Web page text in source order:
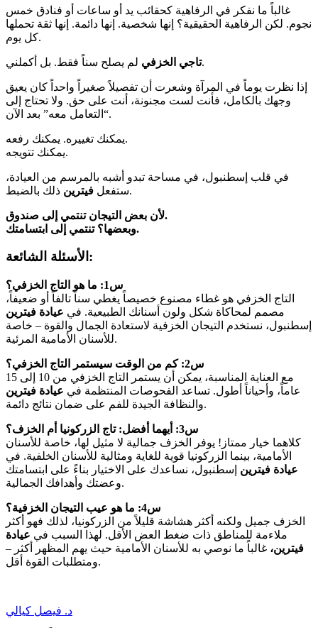
غالباً ما نفكر في الرفاهية كحقائب يد أو ساعات أو فنادق خمس
نجوم. لكن الرفاهية الحقيقية؟ إنها شخصية. إنها دائمة. إنها ثقة تحملها
كل يوم.
تاجي الخزفيلم يصلح سناً فقط. بل أكملني.
إذا نظرت يوماً في المرآة وشعرت أن تفصيلاً صغيراً واحداً كان يعيق
وجهك بالكامل، فأنت لست مجنونة، أنت على حق. ولا تحتاج إلى
“التعامل معه” بعد الآن.
يمكنك تغييره. يمكنك رفعه.
يمكنك تتويجه.
في قلب إسطنبول، في مساحة تبدو أشبه بالمرسم من العيادة،
ستفعل فيترين ذلك بالضبط.
لأن بعض التيجان تنتمي إلى صندوق.
وبعضها؟ تنتمي إلى ابتسامتك.
الأسئلة الشائعة:
س1: ما هو التاج الخزفي؟
التاج الخزفي هو غطاء مصنوع خصيصاً يغطي سناً تالفاً أو ضعيفاً،
مصمم لمحاكاة شكل ولون أسنانك الطبيعية. في عيادة فيترين
إسطنبول، نستخدم التيجان الخزفية لاستعادة الجمال والقوة – خاصة
للأسنان الأمامية المرئية.
س2: كم من الوقت سيستمر التاج الخزفي؟
مع العناية المناسبة، يمكن أن يستمر التاج الخزفي من 10 إلى 15
عاماً، وأحياناً أطول. تساعد الفحوصات المنتظمة في عيادة فيترين
والنظافة الجيدة للفم على ضمان نتائج دائمة.
س3: أيهما أفضل: تاج الزركونيا أم الخزف؟
كلاهما خيار ممتاز! يوفر الخزف جمالية لا مثيل لها، خاصة للأسنان
الأمامية، بينما الزركونيا قوية للغاية ومثالية للأسنان الخلفية. في
عيادة فيترين إسطنبول، نساعدك على الاختيار بناءً على ابتسامتك
وعضتك وأهدافك الجمالية.
س4: ما هو عيب التيجان الخزفية؟
الخزف جميل ولكنه أكثر هشاشة قليلاً من الزركونيا، لذلك فهو أكثر
ملاءمة للمناطق ذات ضغط العض الأقل. لهذا السبب في عيادة
فيترين، غالباً ما نوصي به للأسنان الأمامية حيث يهم المظهر أكثر –
ومتطلبات القوة أقل.
د. فيصل كيالي